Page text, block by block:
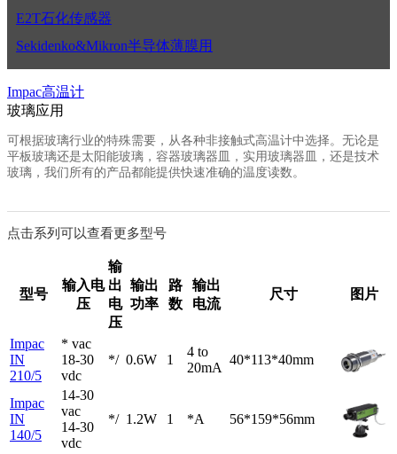
E2T石化传感器
Sekidenko&Mikron半导体薄膜用
Impac高温计
玻璃应用
可根据玻璃行业的特殊需要，从各种非接触式高温计中选择。无论是
平板玻璃还是太阳能玻璃，容器玻璃器皿，实用玻璃器皿，还是技术
玻璃，我们所有的产品都能提供快速准确的温度读数。
点击系列可以查看更多型号
型号
输入电
压
输
出
电
压
输出
功率
路
数
输出
电流
尺寸 图片
Impac
IN
210/5
* vac
18-30
vdc
*/ 0.6W 1
4 to
20mA
40*113*40mm
Impac
IN
140/5
14-30
vac
14-30
vdc
*/ 1.2W 1 *A 56*159*56mm